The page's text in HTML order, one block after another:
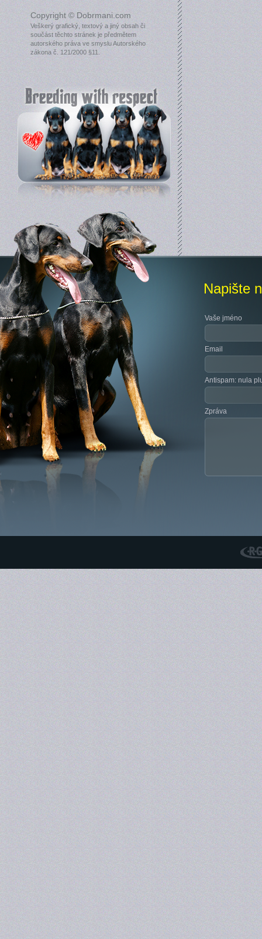
Copyright © Dobrmani.com
Veškerý grafický, textový a jiný obsah či
součást těchto stránek je předmětem
autorského práva ve smyslu Autorského
zákona č. 121/2000 §11.
Napište
Vaše jméno
Email
Antispam: nula
Zpráva